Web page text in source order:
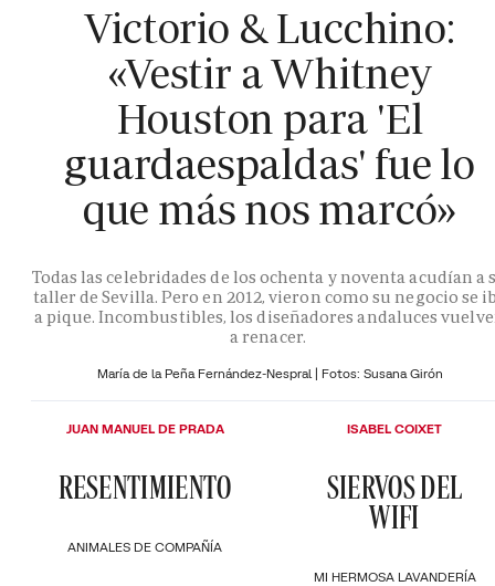
Victorio & Lucchino:
«Vestir a Whitney
Houston para 'El
guardaespaldas' fue lo
que más nos marcó»
Todas las celebridades de los ochenta y noventa acudían a
taller de Sevilla. Pero en 2012, vieron como su negocio se
a pique. Incombustibles, los diseñadores andaluces
a renacer.
María de la Peña Fernández-Nespral | Fotos: Susana Girón
ANIMALES DE COMPAÑÍA
RESENTIMIENTO
JUAN MANUEL DE PRADA
MI HERMOSA LAVANDERÍA
SIERVOS DEL
WIFI
ISABEL COIXET